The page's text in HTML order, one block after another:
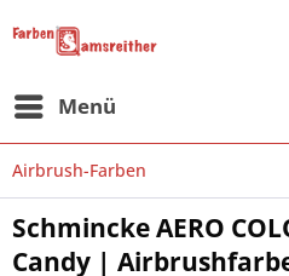
Menü
Airbrush-Farben
Schmincke AERO
Candy |